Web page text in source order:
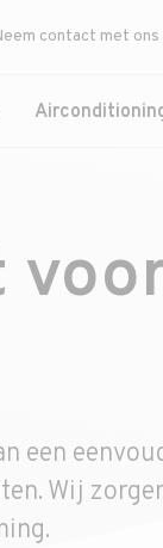
contact met ons
een
Wij